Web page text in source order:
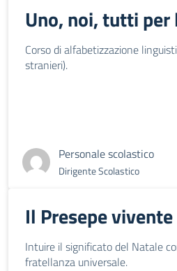
Uno, noi, tutti per
Corso di alfabetizzazione
stranieri).
Personale scolastico
Dirigente Scolastico
Il Presepe
Intuire il significato del Natale
fratellanza universale.